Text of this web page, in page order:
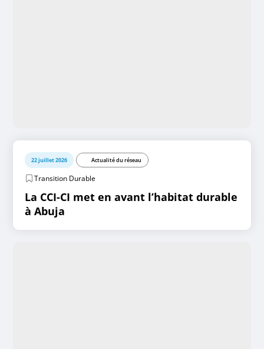
22 juillet 2026 Actualité du réseau
Transition Durable
La CCI-CI met en avant l’habitat durable
à Abuja